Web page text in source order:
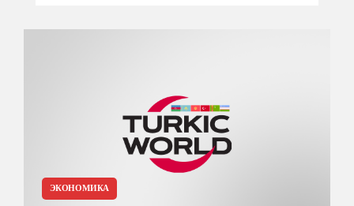
ЭКОНОМИКА